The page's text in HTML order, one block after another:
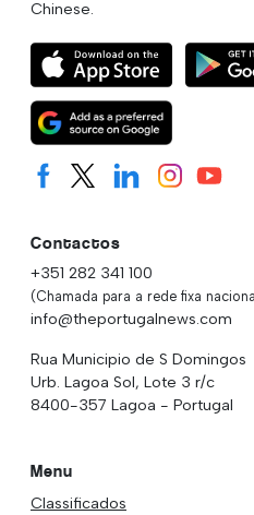
Chinese.
Contactos
+351 282 341 100
(Chamada para a rede fixa
info@theportugalnews.com
Rua Municipio de S Domingos
Urb. Lagoa Sol, Lote 3 r/c
8400-357 Lagoa - Portugal
Menu
Classificados